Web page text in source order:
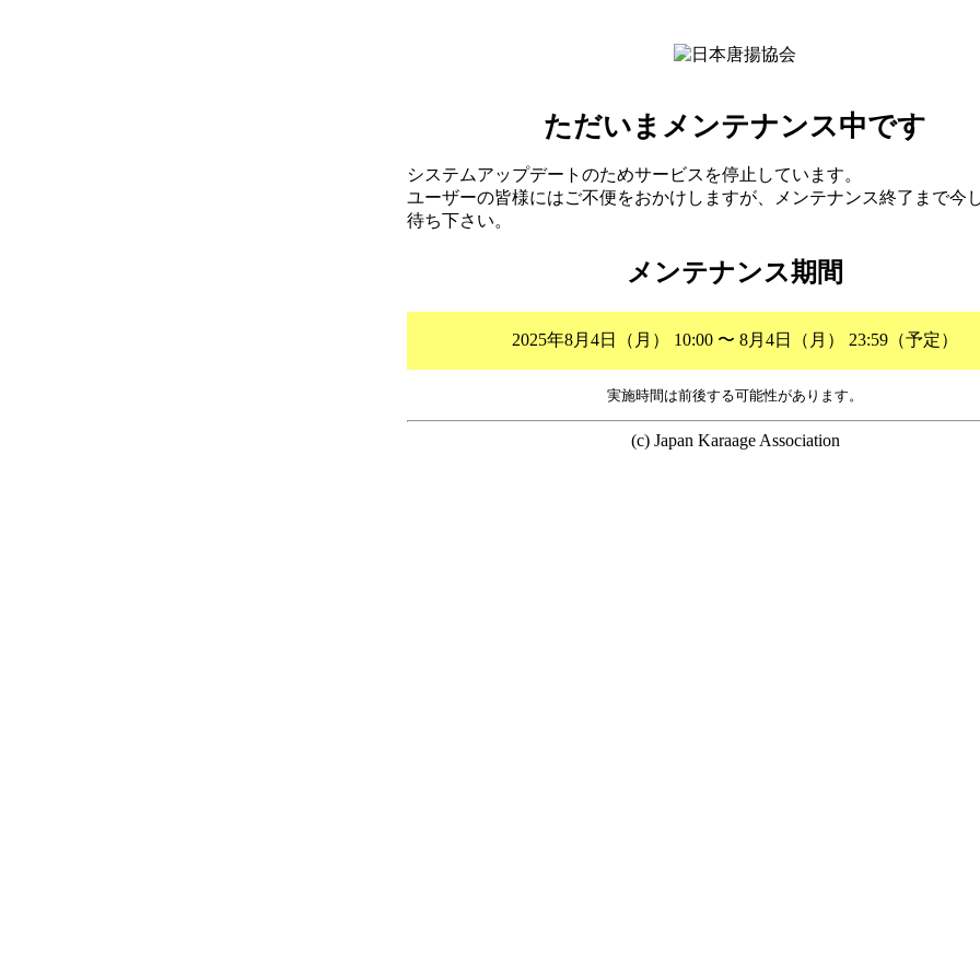
ただいまメンテナンス中です
システムアップデートのためサービスを停止しています。
ユーザーの皆様にはご不便をおかけしますが、メンテナンス終了まで今
待ち下さい。
メンテナンス期間
2025年8月4日（月） 10:00 〜 8月4日（月） 23:59（予定）
実施時間は前後する可能性があります。
(c) Japan Karaage Association